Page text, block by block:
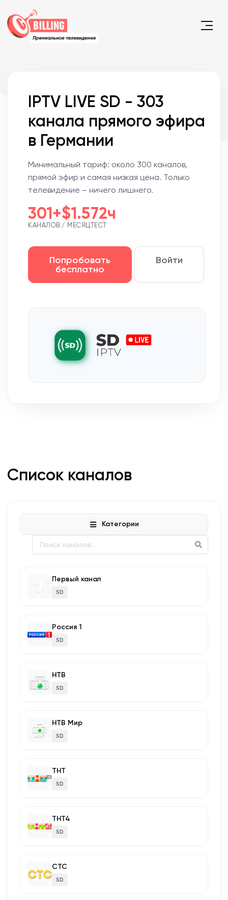
IPTV LIVE SD - 303
канала прямого эфира
в Германии
Минимальный тариф: около 300 каналов,
прямой эфир и самая низкая цена. Только
телевидение – ничего лишнего.
301+
КАНАЛОВ
$1.5
/ МЕСЯЦ
72ч
ТЕСТ
Попробовать
бесплатно
Войти
Список каналов
Категории
Первый канал
SD
Россия 1
SD
НТВ
SD
НТВ Мир
SD
ТНТ
SD
ТНТ4
SD
СТС
SD